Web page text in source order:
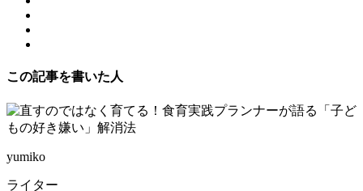
この記事を書いた人
yumiko
ライター